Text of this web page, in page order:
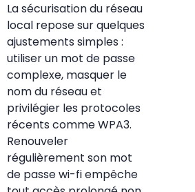
La sécurisation du réseau
local repose sur quelques
ajustements simples :
utiliser un mot de passe
complexe, masquer le
nom du réseau et
privilégier les protocoles
récents comme WPA3.
Renouveler
régulièrement son mot
de passe wi-fi empêche